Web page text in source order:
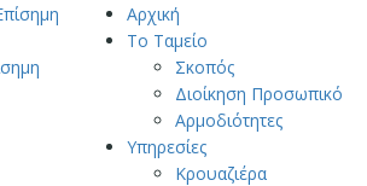
Αρχική
Το Ταμείο
Σκοπός
Διοίκηση Προσωπικό
Αρμοδιότητες
Υπηρεσίες
Κρουαζιέρα